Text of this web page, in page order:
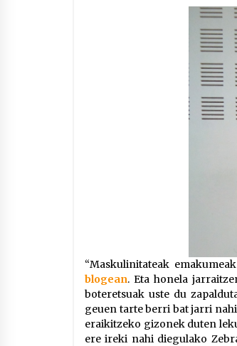
“Maskulinitateak
blogean. Eta honela
boteretsuak uste du
geuen tarte berri bat jarri
eraikitzeko gizonek duten
ere ireki nahi diegulako